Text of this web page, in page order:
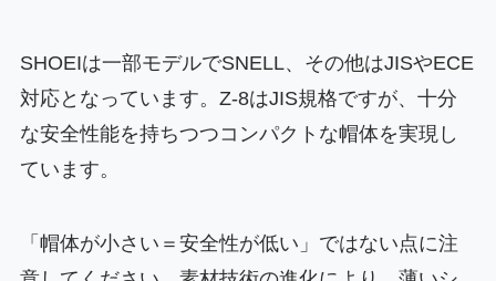
SHOEIは一部モデルでSNELL、その他はJISやECE
対応となっています。Z-8はJIS規格ですが、十分
な安全性能を持ちつつコンパクトな帽体を実現し
ています。
「帽体が小さい＝安全性が低い」ではない点に注